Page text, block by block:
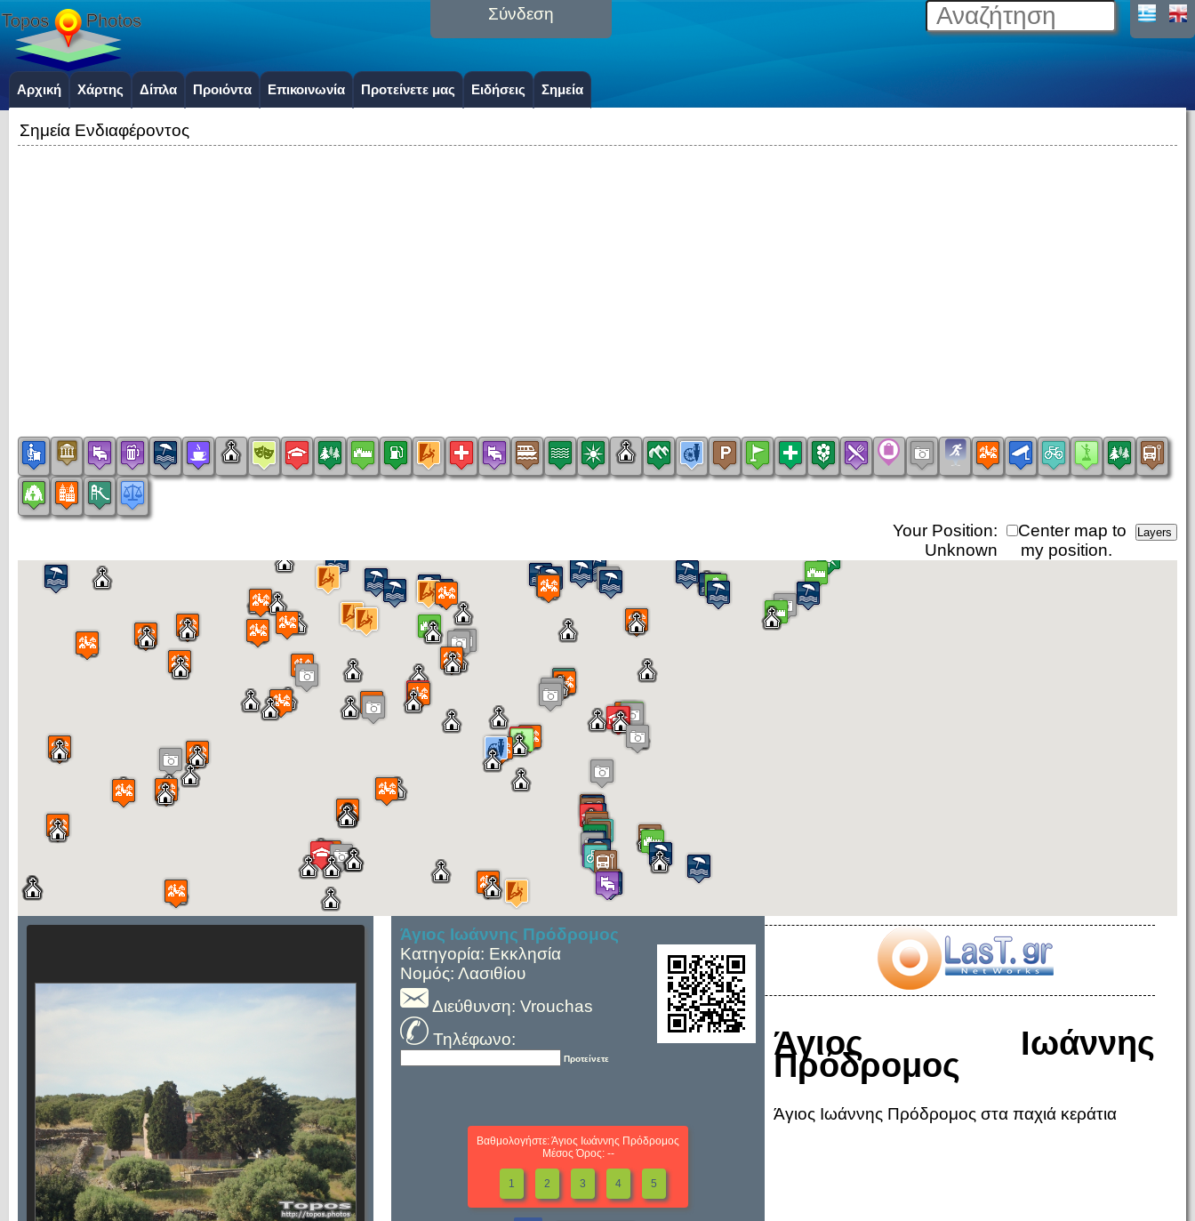
Σύνδεση
Αρχική Χάρτης Δίπλα Προιόντα Επικοινωνία Προτείνετε μας Ειδήσεις Σημεία
Σημεία Ενδιαφέροντος
Center map to
my position.
Your Position:
Unknown
Άγιος Ιωάννης Πρόδρομος
Κατηγορία: Εκκλησία
Νομός: Λασιθίου
Διεύθυνση: Vrouchas
Τηλέφωνο:
Προτείνετε
Βαθμολογήστε: Άγιος Ιωάννης Πρόδρομος
Μέσος Όρος: --
1 2 3 4 5
Άγιος Ιωάννης
Πρόδρομος
Άγιος Ιωάννης Πρόδρομος στα παχιά κεράτια